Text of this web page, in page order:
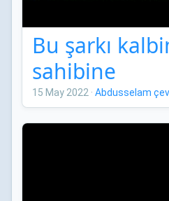
Bu şarkı
sahibine
15 May 2022 · Abdusselam